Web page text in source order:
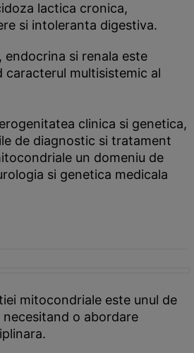
lactica cronica,
si intoleranta digestiva.
si renala este
caracterul multisistemic al
clinica si genetica,
de diagnostic si tratament
un domeniu de
si genetica medicala
mitocondriale este unul de
o abordare